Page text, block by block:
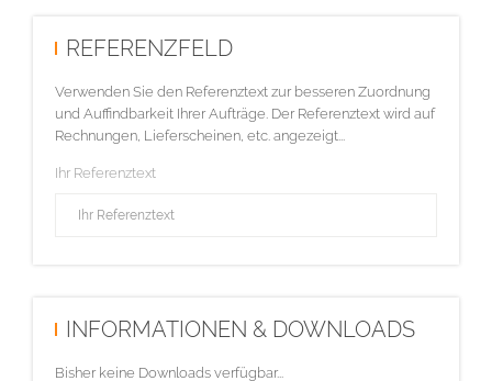
REFERENZFELD
Verwenden Sie den Referenztext zur besseren Zuordnung
und Auffindbarkeit Ihrer Aufträge. Der Referenztext wird auf
Rechnungen, Lieferscheinen, etc. angezeigt...
Ihr Referenztext
INFORMATIONEN & DOWNLOADS
Bisher keine Downloads verfügbar...